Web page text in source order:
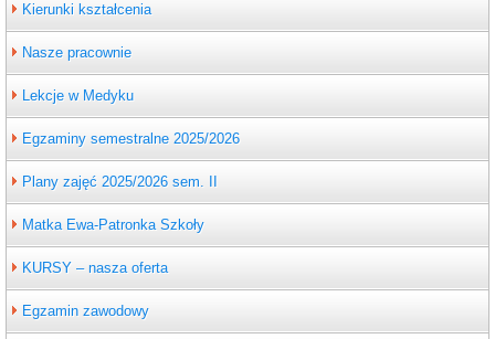
Kierunki kształcenia
Nasze pracownie
Lekcje w Medyku
Egzaminy semestralne 2025/2026
Plany zajęć 2025/2026 sem. II
Matka Ewa-Patronka Szkoły
KURSY – nasza oferta
Egzamin zawodowy